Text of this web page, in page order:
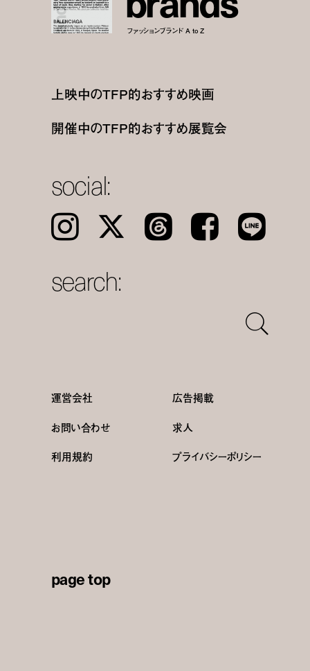
ファッションブランド A to Z
上映中のTFP的おすすめ映画
開催中のTFP的おすすめ展覧会
social:
Instagram 𝕏 Threads Facebook LINE
search:
運営会社
広告掲載
お問い合わせ
求人
利用規約
プライバシーポリシー
page top